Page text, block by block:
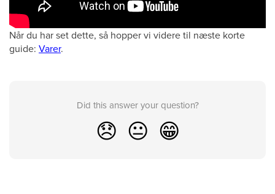
Når du har set dette, så hopper vi videre til næste korte
guide: Varer.
Did this answer your question?
😞 😐 😁